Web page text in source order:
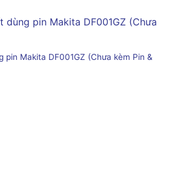
pin Makita DF001GZ (Chưa kèm Pin &